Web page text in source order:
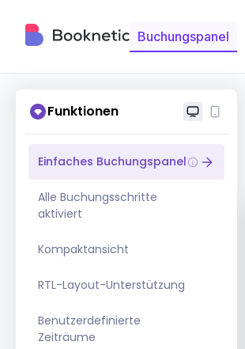
Buchungspanel
Funktionen
Einfaches Buchungspanel
Alle Buchungsschritte
aktiviert
Kompaktansicht
RTL-Layout-Unterstützung
Benutzerdefinierte
Zeiträume